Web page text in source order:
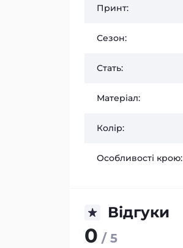
Принт:
Сезон:
Стать:
Матеріал:
Колір:
Особливості крою:
Відгуки
0 / 5